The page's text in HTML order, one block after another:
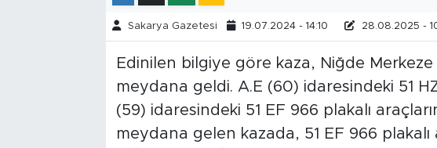
Sakarya Gazetesi 19.07.2024 - 14:10 28.08.2025 -
Edinilen bilgiye göre kaza, Niğde Merkeze
meydana geldi. A.E (60) idaresindeki 51
(59) idaresindeki 51 EF 966 plakalı
meydana gelen kazada, 51 EF 966